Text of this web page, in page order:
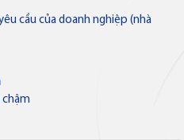
cầu của doanh nghiệp (nhà
chậm
tín dụng
tín dụng